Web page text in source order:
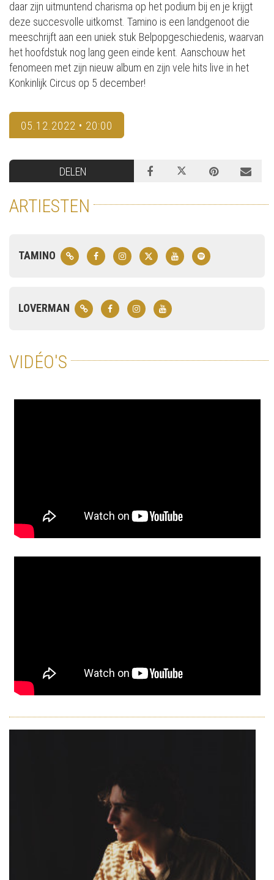
daar zijn uitmuntend charisma op het podium bij en je krijgt
deze succesvolle uitkomst. Tamino is een landgenoot die
meeschrijft aan een uniek stuk Belpopgeschiedenis, waarvan
het hoofdstuk nog lang geen einde kent. Aanschouw het
fenomeen met zijn nieuw album en zijn vele hits live in het
Konkinlijk Circus op 5 december!
05.12.2022 • 20:00
DELEN
ARTIESTEN
TAMINO
LOVERMAN
VIDÉO'S